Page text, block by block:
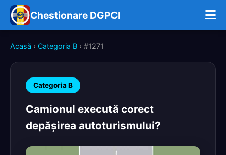
Chestionare DGPCI
Acasă › Categoria B › #1271
Categoria B
Camionul execută corect
depăşirea autoturismului?